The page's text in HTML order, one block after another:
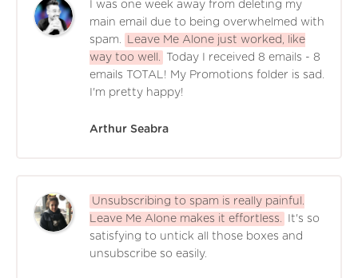
I was one week away from deleting my
main email due to being overwhelmed with
spam.
Leave Me Alone just worked, like
way too well.
Today I received 8 emails - 8
emails TOTAL! My Promotions folder is sad.
I'm pretty happy!
Arthur Seabra
Unsubscribing to spam is really painful.
Leave Me Alone makes it effortless.
It's so
satisfying to untick all those boxes and
unsubscribe so easily.